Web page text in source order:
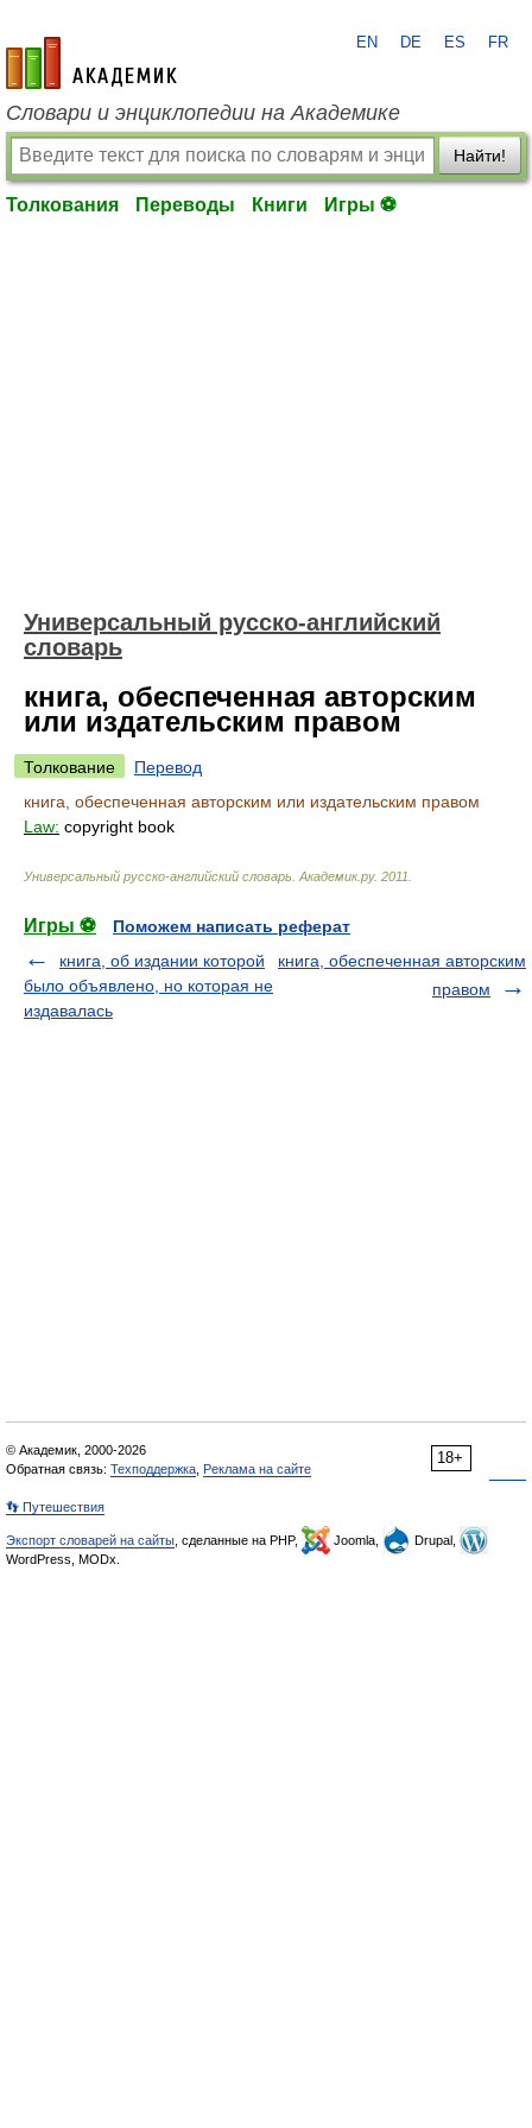
academic.ru
EN DE ES FR
Словари и энциклопедии на Академике
Найти!
Толкования Переводы Книги Игры ⚽
Универсальный русско-английский
словарь
книга, обеспеченная авторским
или издательским правом
Толкование
Перевод
книга, обеспеченная авторским или издательским правом
Law: copyright book
Универсальный русско-английский словарь Академик.ру. 2011
Игры ⚽
Поможем написать реферат
книга, об издании которой
было объявлено, но которая не
издавалась
книга, обеспеченная авторским
правом
18+
© Академик, 2000-2026
Обратная связь: Техподдержка Реклама на сайте
👣 Путешествия
Экспорт словарей на сайты , сделанные на PHP, Joomla,
Drupal,
WordPress, MODx.